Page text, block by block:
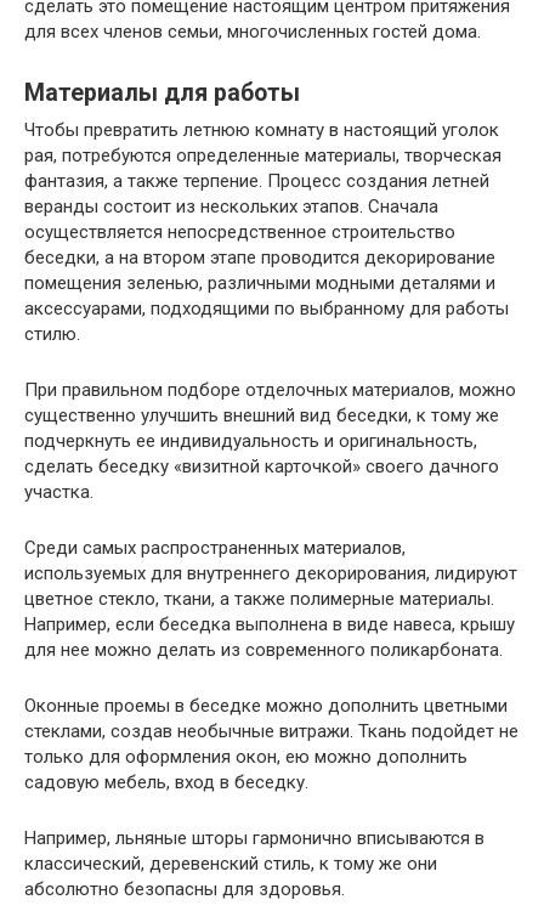
сделать это помещение настоящим центром притяжения
для всех членов семьи, многочисленных гостей дома.
Материалы для работы
Чтобы превратить летнюю комнату в настоящий уголок
рая, потребуются определенные материалы, творческая
фантазия, а также терпение. Процесс создания летней
веранды состоит из нескольких этапов. Сначала
осуществляется непосредственное строительство
беседки, а на втором этапе проводится декорирование
помещения зеленью, различными модными деталями и
аксессуарами, подходящими по выбранному для работы
стилю.
При правильном подборе отделочных материалов, можно
существенно улучшить внешний вид беседки, к тому же
подчеркнуть ее индивидуальность и оригинальность,
сделать беседку «визитной карточкой» своего дачного
участка.
Среди самых распространенных материалов,
используемых для внутреннего декорирования, лидируют
цветное стекло, ткани, а также полимерные материалы.
Например, если беседка выполнена в виде навеса, крышу
для нее можно делать из современного поликарбоната.
Оконные проемы в беседке можно дополнить цветными
стеклами, создав необычные витражи. Ткань подойдет не
только для оформления окон, ею можно дополнить
садовую мебель, вход в беседку.
Например, льняные шторы гармонично вписываются в
классический, деревенский стиль, к тому же они
абсолютно безопасны для здоровья.